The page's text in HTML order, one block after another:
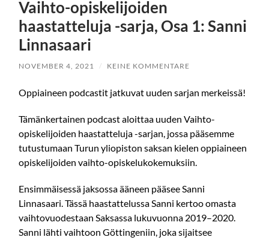
Vaihto-opiskelijoiden
haastatteluja -sarja, Osa 1: Sanni
Linnasaari
NOVEMBER 4, 2021 / KEINE KOMMENTARE
Oppiaineen podcastit jatkuvat uuden sarjan merkeissä!
Tämänkertainen podcast aloittaa uuden Vaihto-
opiskelijoiden haastatteluja -sarjan, jossa pääsemme
tutustumaan Turun yliopiston saksan kielen oppiaineen
opiskelijoiden vaihto-opiskelukokemuksiin.
Ensimmäisessä jaksossa ääneen pääsee Sanni
Linnasaari. Tässä haastattelussa Sanni kertoo omasta
vaihtovuodestaan Saksassa lukuvuonna 2019–2020.
Sanni lähti vaihtoon Göttingeniin, joka sijaitsee